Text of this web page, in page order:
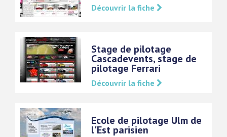
Découvrir la fiche
Stage de pilotage
Cascadevents, stage de
pilotage Ferrari
Découvrir la fiche
Ecole de pilotage Ulm de
l'Est parisien